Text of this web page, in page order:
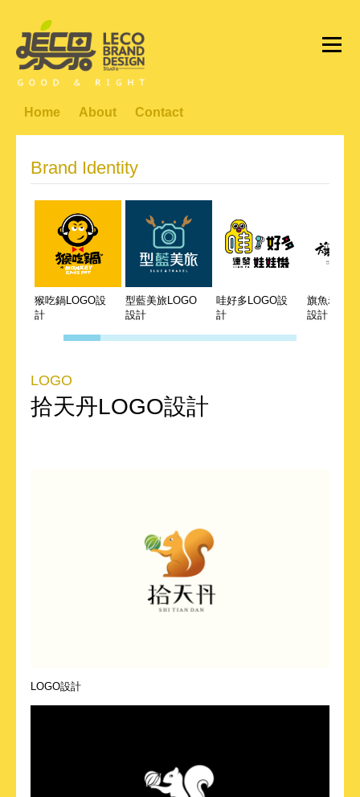
Home About Contact
Brand Identity
猴吃鍋LOGO設
計
型藍美旅LOGO
設計
哇好多LOGO設
計
旗魚老爹
設計
LOGO
拾天丹LOGO設計
LOGO設計